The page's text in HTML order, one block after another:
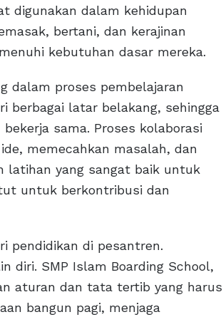
digunakan dalam kehidupan
bertani, dan kerajinan
kebutuhan dasar mereka.
dalam proses pembelajaran
berbagai latar belakang, sehingga
sama. Proses kolaborasi
memecahkan masalah, dan
latihan yang sangat baik untuk
untuk berkontribusi dan
pendidikan di pesantren.
diri. SMP Islam Boarding School,
aturan dan tata tertib yang harus
bangun pagi, menjaga